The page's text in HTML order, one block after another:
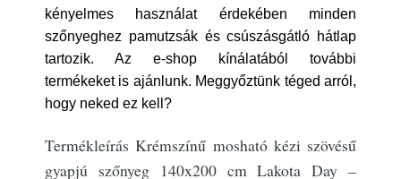
kényelmes használat érdekében minden
szőnyeghez pamutzsák és csúszásgátló hátlap
tartozik. Az e-shop kínálatából további
termékeket is ajánlunk. Meggyőztünk téged arról,
hogy neked ez kell?
Termékleírás Krémszínű mosható kézi szövésű
gyapjú szőnyeg 140x200 cm Lakota Day –